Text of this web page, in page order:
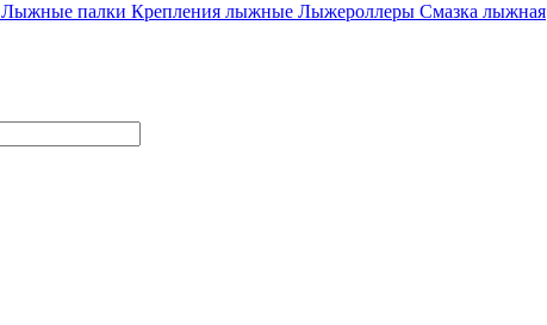
Лыжные палки Крепления лыжные Лыжероллеры Смазка лыжная